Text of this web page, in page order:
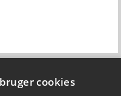
cookies